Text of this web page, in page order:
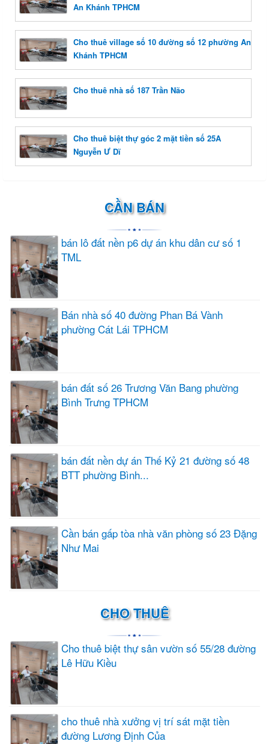
An Khánh TPHCM
Cho thuê village số 10 đường số 12 phường An
Khánh TPHCM
Cho thuê nhà số 187 Trần Não
Cho thuê biệt thự góc 2 mặt tiền số 25A
Nguyễn Ư Dĩ
CẦN BÁN
bán lô đất nền p6 dự án khu dân cư số 1
TML
Bán nhà số 40 đường Phan Bá Vành
phường Cát Lái TPHCM
bán đất số 26 Trương Văn Bang phường
Bình Trưng TPHCM
bán đất nền dự án Thế Kỷ 21 đường số 48
BTT phường Bình...
Cần bán gấp tòa nhà văn phòng số 23 Đặng
Như Mai
CHO THUÊ
Cho thuê biệt thự sân vườn số 55/28 đường
Lê Hữu Kiều
cho thuê nhà xưởng vị trí sát mặt tiền
đường Lương Định Của